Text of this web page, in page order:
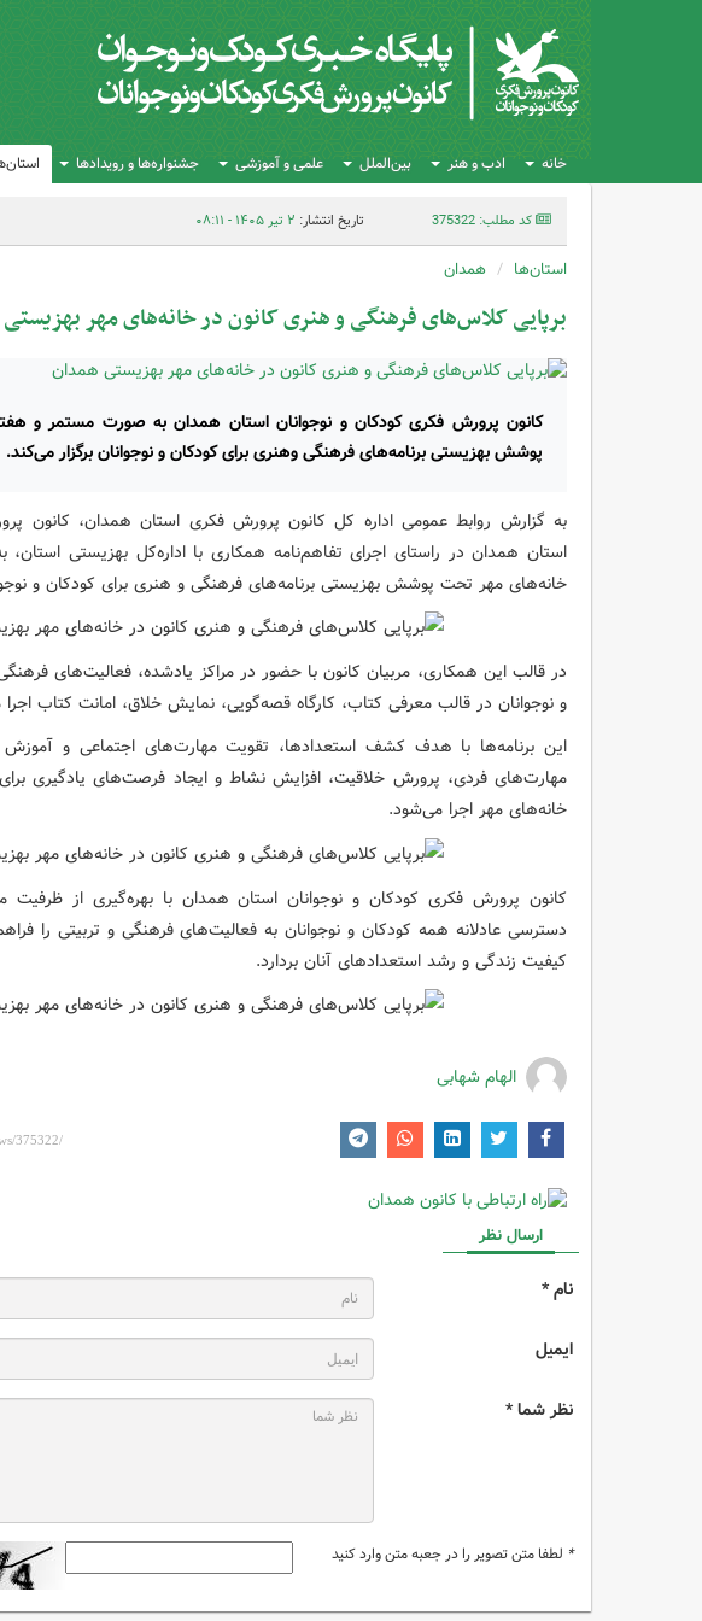
خانه ادب و هنر بین‌الملل علمی و آموزشی جشنواره‌ها و رویدادها
کد مطلب: 375322 تاریخ انتشار: ۲ تیر ۱۴۰۵ - ۰۸:۱۱
استان‌ها همدان
برپایی کلاس‌های فرهنگی و هنری کانون در خانه‌های مهر
کانون پرورش فکری کودکان و نوجوانان استان همدان به صورت مستمر و
پوشش بهزیستی برنامه‌های فرهنگی وهنری برای کودکان و نوجوانان برگزار می‌کند.
به گزارش روابط عمومی اداره کل کانون پرورش فکری استان همدان، کانون
استان همدان در راستای اجرای تفاهم‌نامه همکاری با اداره‌کل بهزیستی
خانه‌های مهر تحت پوشش بهزیستی برنامه‌های فرهنگی و هنری برای کودکان و
در قالب این همکاری، مربیان کانون با حضور در مراکز یادشده، فعالیت‌های
و نوجوانان در قالب معرفی کتاب، کارگاه قصه‌گویی، نمایش خلاق، امانت کتاب
این برنامه‌ها با هدف کشف استعدادها، تقویت مهارت‌های اجتماعی و آموزش
مهارت‌های فردی، پرورش خلاقیت، افزایش نشاط و ایجاد فرصت‌های یادگیری
خانه‌های مهر اجرا می‌شود.
کانون پرورش فکری کودکان و نوجوانان استان همدان با بهره‌گیری از ظرفیت
دسترسی عادلانه همه کودکان و نوجوانان به فعالیت‌های فرهنگی و تربیتی را
کیفیت زندگی و رشد استعدادهای آنان بردارد.
الهام شهابی
ارسال نظر
نام *
ایمیل
نظر شما *
* لطفا متن تصویر را در جعبه متن وارد کنید